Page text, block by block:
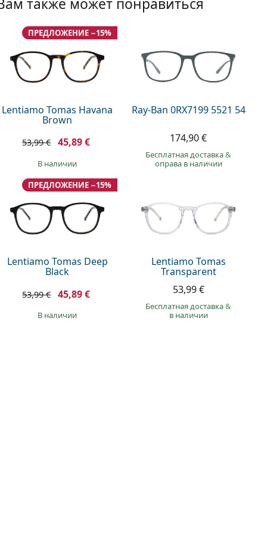
также может понравиться
Lentiamo Tomas Havana
Brown
ПРЕДЛОЖЕНИЕ −15%
53,99 € 45,89 €
в наличии
Ray-Ban 0RX7199 5521 54
174,90 €
Бесплатная доставка&
оправа в наличии
Lentiamo Tomas Deep
Black
ПРЕДЛОЖЕНИЕ −15%
53,99 € 45,89 €
в наличии
Lentiamo Tomas
Transparent
53,99 €
Бесплатная доставка&
в наличии